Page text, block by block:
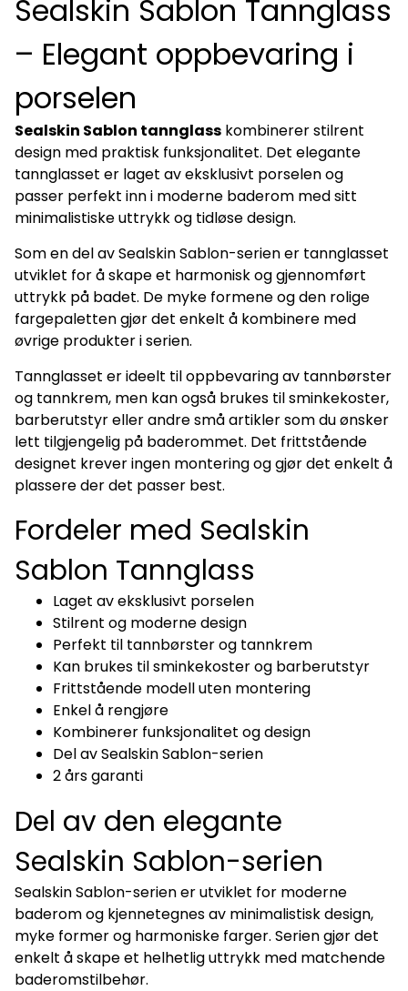
Sealskin Sablon Tannglass
– Elegant oppbevaring i
porselen
Sealskin Sablon tannglass kombinerer stilrent
design med praktisk funksjonalitet. Det elegante
tannglasset er laget av eksklusivt porselen og
passer perfekt inn i moderne baderom med sitt
minimalistiske uttrykk og tidløse design.
Som en del av Sealskin Sablon-serien er tannglasset
utviklet for å skape et harmonisk og gjennomført
uttrykk på badet. De myke formene og den rolige
fargepaletten gjør det enkelt å kombinere med
øvrige produkter i serien.
Tannglasset er ideelt til oppbevaring av tannbørster
og tannkrem, men kan også brukes til sminkekoster,
barberutstyr eller andre små artikler som du ønsker
lett tilgjengelig på baderommet. Det frittstående
designet krever ingen montering og gjør det enkelt å
plassere der det passer best.
Fordeler med Sealskin
Sablon Tannglass
Laget av eksklusivt porselen
Stilrent og moderne design
Perfekt til tannbørster og tannkrem
Kan brukes til sminkekoster og barberutstyr
Frittstående modell uten montering
Enkel å rengjøre
Kombinerer funksjonalitet og design
Del av Sealskin Sablon-serien
2 års garanti
Del av den elegante
Sealskin Sablon-serien
Sealskin Sablon-serien er utviklet for moderne
baderom og kjennetegnes av minimalistisk design,
myke former og harmoniske farger. Serien gjør det
enkelt å skape et helhetlig uttrykk med matchende
baderomstilbehør.